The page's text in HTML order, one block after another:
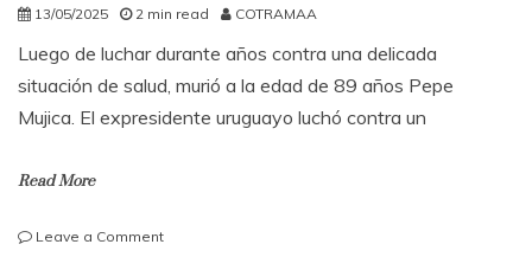
13/05/2025 2 min read COTRAMAA
Luego de luchar durante años contra una delicada
situación de salud, murió a la edad de 89 años Pepe
Mujica. El expresidente uruguayo luchó contra un
Read More
Leave a Commenton